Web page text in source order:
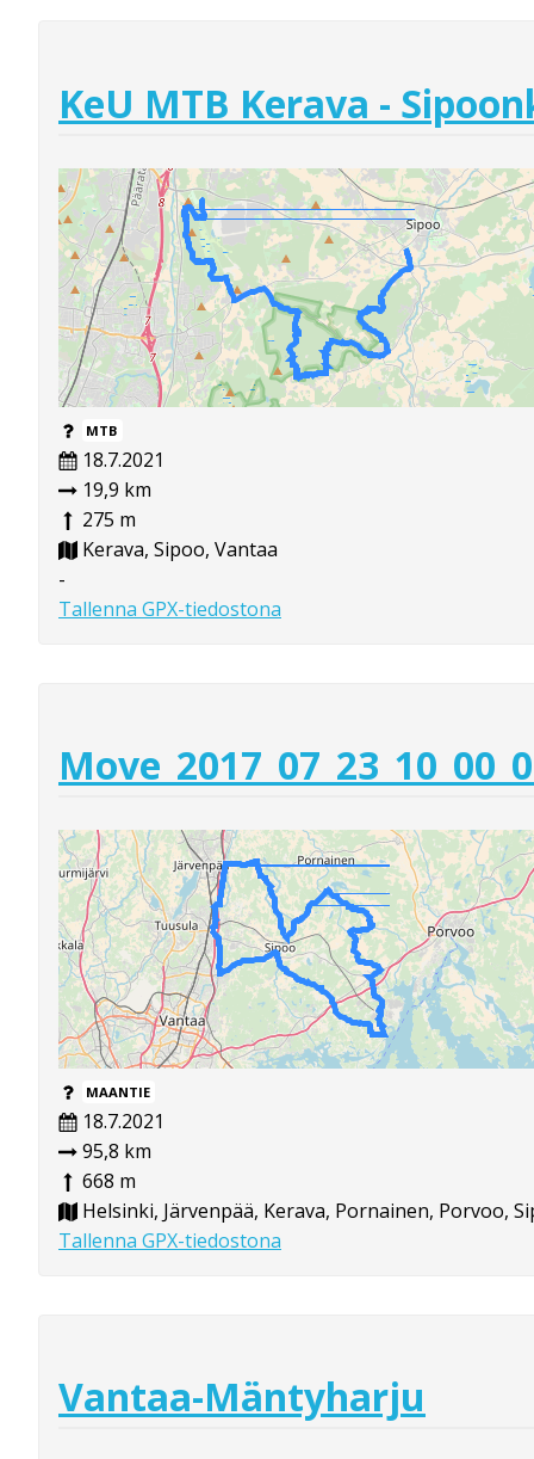
KeU MTB Kerava -
MTB
18.7.2021
19,9 km
275 m
Kerava, Sipoo, Vantaa
-
Tallenna GPX-tiedostona
MAANTIE
18.7.2021
95,8 km
668 m
Helsinki, Järvenpää, Kerava, Pornainen, Porvoo,
Tallenna GPX-tiedostona
Vantaa-Mäntyharju